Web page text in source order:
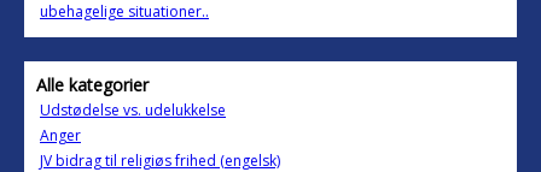
ubehagelige situationer..
Alle kategorier
Udstødelse vs. udelukkelse
Anger
JV bidrag til religiøs frihed (engelsk)